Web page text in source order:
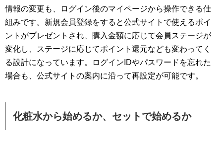
情報の変更も、ログイン後のマイページから操作できる仕
組みです。新規会員登録をすると公式サイトで使えるポイ
ントがプレゼントされ、購入金額に応じて会員ステージが
変化し、ステージに応じてポイント還元なども変わってく
る設計になっています。ログインIDやパスワードを忘れた
場合も、公式サイトの案内に沿って再設定が可能です。
化粧水から始めるか、セットで始めるか